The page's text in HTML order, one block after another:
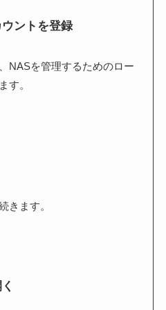
ントを登録
NASを管理するためのロー
す。
きます。